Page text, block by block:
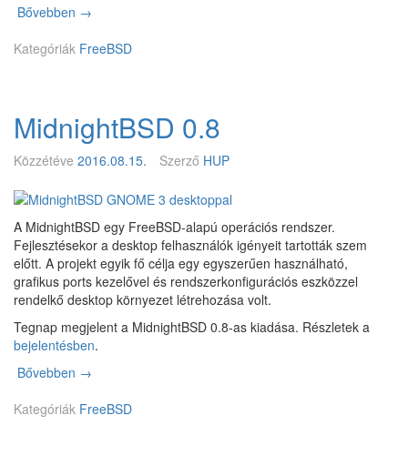
d
2
-
U
R
R
E
N
T
a
a
t
t
e
0
1
6
z
á
m
a
Bővebben B
D
1
5
5
e
i
z
ó
d
–
C
a
l
n
→
Kategóriák FreeBSD
MidnightBSD 0.8
Közzétéve 2016.08.15. Szerző HUP
A MidnightBSD egy FreeBSD-alapú operációs rendszer.
Fejlesztésekor a desktop felhasználók igényeit tartották szem
előtt. A projekt egyik fő célja egy egyszerűen használható,
grafikus ports kezelővel és rendszerkonfigurációs eszközzel
rendelkő desktop környezet létrehozása volt.
Tegnap megjelent a MidnightBSD 0.8-as kiadása. Részletek a
bejelentésben.
Bővebben M
d
→
Kategóriák FreeBSD